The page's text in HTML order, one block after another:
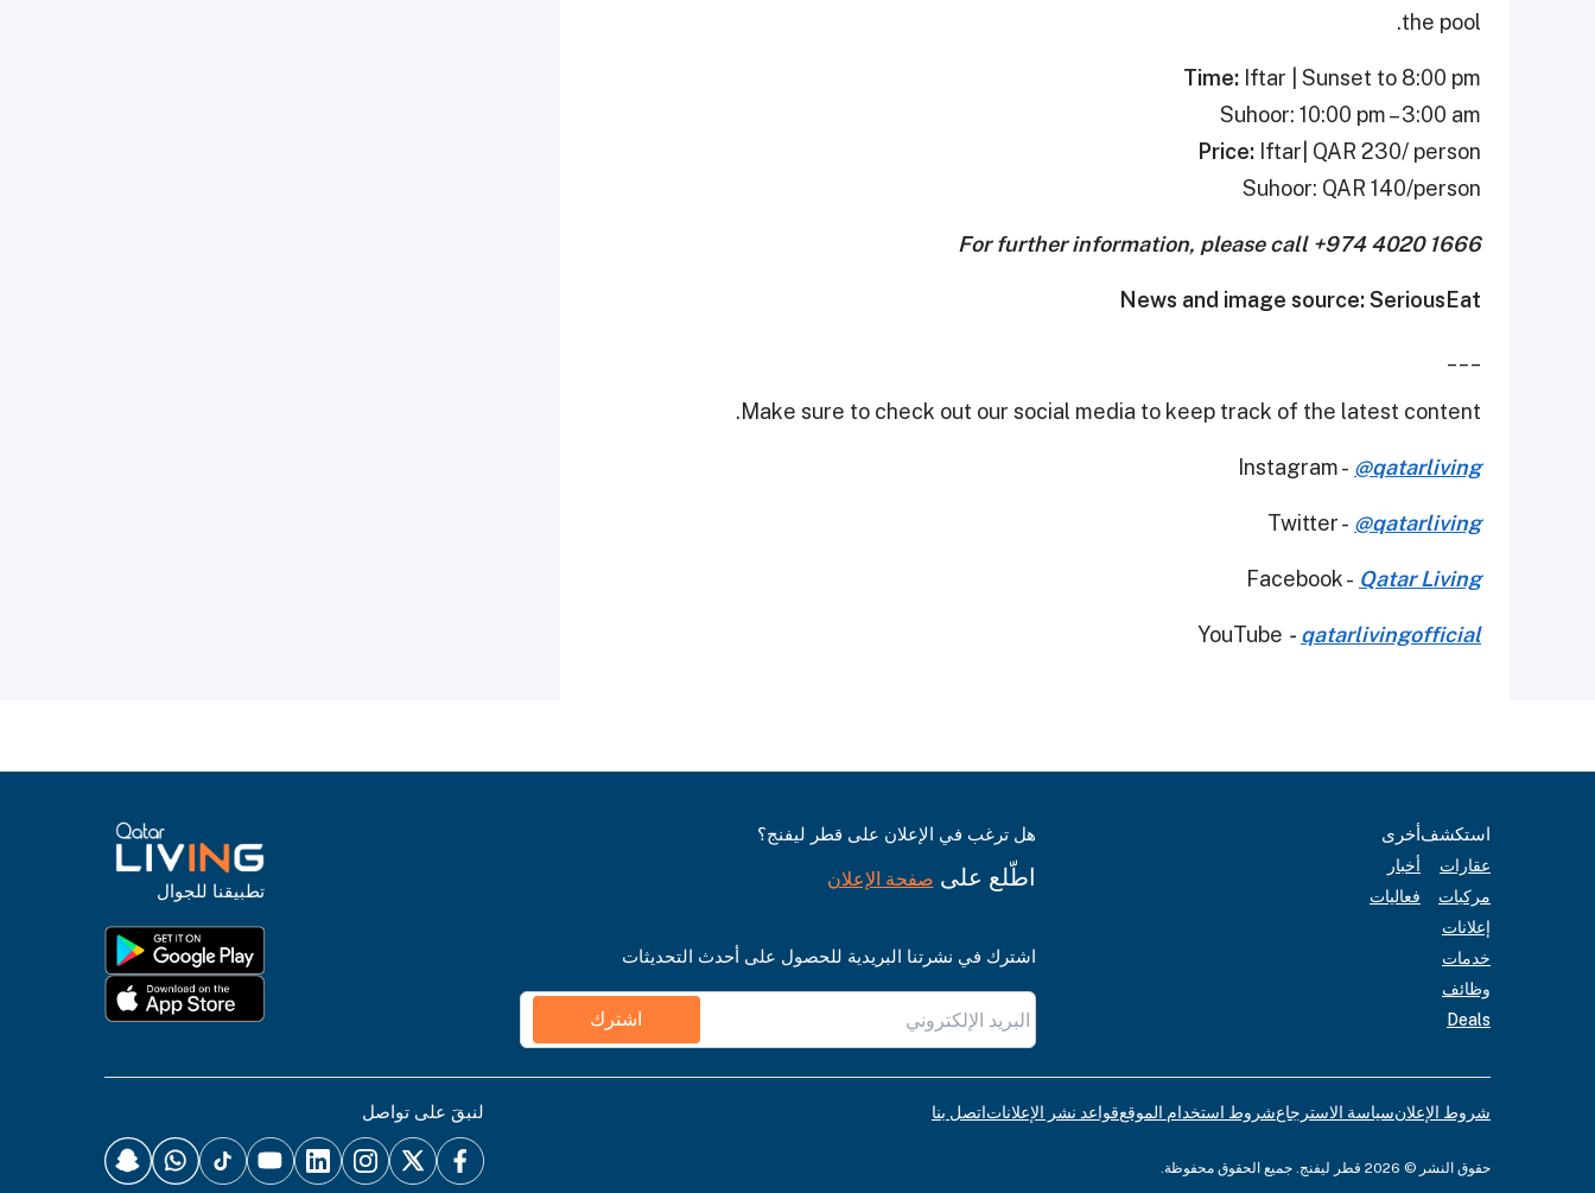
the pool.
Time: Iftar | Sunset to 8:00 pm
Suhoor: 10:00 pm – 3:00 am
Price: Iftar| QAR 230/ person
Suhoor: QAR 140/person
For further information, please call +974 4020 1666
News and image source: SeriousEat
Make sure to check out our social media to keep track of the latest content.
Instagram - @qatarliving
Twitter - @qatarliving
Facebook - Qatar Living
YouTube - qatarlivingofficial
استكشف
عقارات
مركبات
إعلانات
خدمات
وظائف
Deals
أخرى
أخبار
فعاليات
هل ترغب في الإعلان على قطر ليفنج؟
اطّلع على صفحة الإعلان
اشترك في نشرتنا البريدية للحصول على أحدث التحديثات
اشترك
تطبيقنا للجوال
شروط الإعلانسياسة الاسترجاعشروط استخدام الموقعقواعد نشر الإعلاناتاتصل بنا
حقوق النشر © 2026 قطر ليفنج. جميع الحقوق محفوظة.
لنبقَ على تواصل